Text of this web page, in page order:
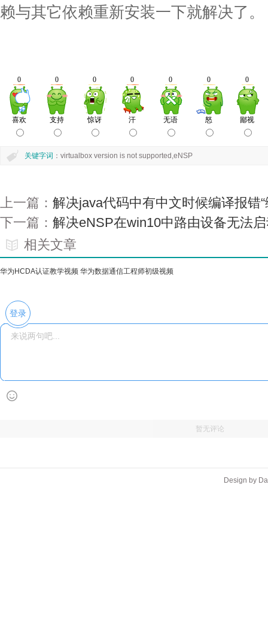
赖与其它依赖重新安装一下就解决了。
关键字词 ：virtualbox version is not supported,eNSP
上一篇： 解决java代码中有中文时候编译报错
下一篇： 解决eNSP在win10中路由设备无法
相关文章
华为HCDA认证教学视频 华为数据通信工程师初级视频
登录
暂无评论
Design by